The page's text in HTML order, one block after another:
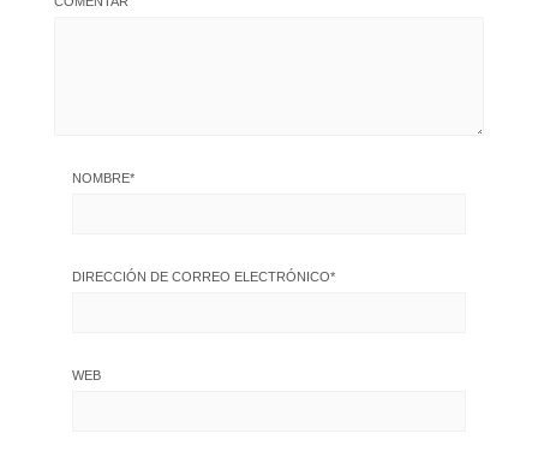
NOMBRE*
DIRECCIÓN DE CORREO ELECTRÓNICO*
WEB